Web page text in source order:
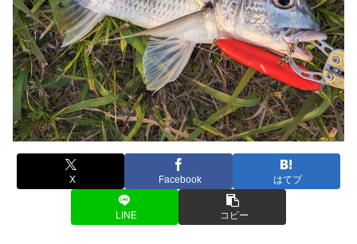
X Facebook はてブ
LINE コピー